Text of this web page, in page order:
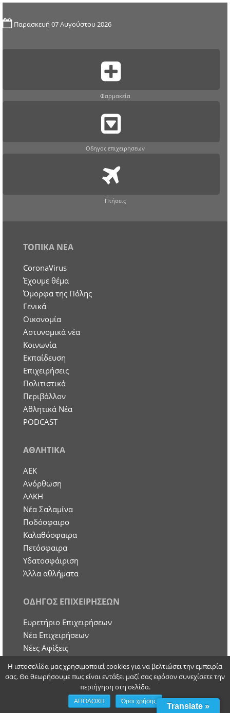
Παρασκευή 07 Αυγούστου 2026
Φαρμακεία
Οδηγος επιχειρησεων
Πτήσεις
ΤΟΠΙΚΑ ΝΕΑ
CoronaVirus
Έχουμε θέμα
Όμορφα της Πόλης
Γενικά
Οικονομία
Aστυνομικά νέα
Κοινωνία
Εκπαίδευση
Επιχειρήσεις
Πολιτιστικά
Περιβάλλον
Αθλητικά Νέα
PODCAST
ΑΘΛΗΤΙΚΑ
ΑΕΚ
Ανόρθωση
ΑΛΚΗ
Νέα Σαλαμίνα
Ποδόσφαιρο
Καλαθόσφαιρα
Πετόσφαιρα
Υδατοσφάιριση
Άλλα αθλήματα
ΟΔΗΓΟΣ ΕΠΙΧΕΙΡΗΣΕΩΝ
Ευρετήριο Επιχειρήσεων
Nέα Επιχειρήσεων
Νέες Αφίξεις
Δελτία Τύπου
Προσφορές
Παρουσίαση Επιχειρήσεων
Translate »
Η ιστοσελίδα μας χρησιμοποιεί cookies για να βελτιώσει την εμπειρία
σας. Θα θεωρήσουμε πως είναι εντάξει μαζί σας εφόσον συνεχίσετε την
περιήγηση στη σελίδα.
ΑΠΟΔΟΧΗ Όροι χρήσης